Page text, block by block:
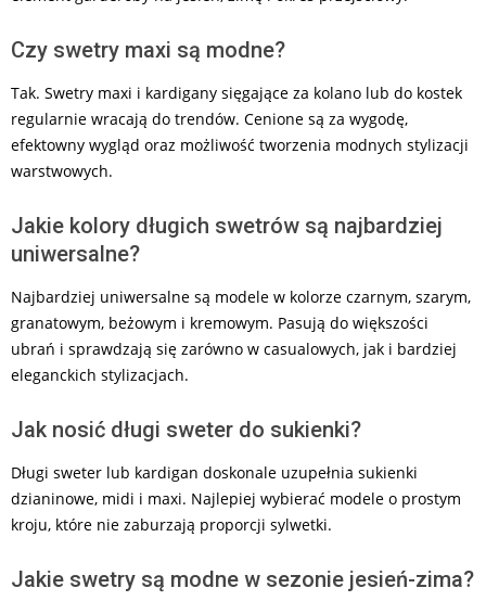
Czy swetry maxi są modne?
Tak. Swetry maxi i kardigany sięgające za kolano lub do kostek
regularnie wracają do trendów. Cenione są za wygodę,
efektowny wygląd oraz możliwość tworzenia modnych stylizacji
warstwowych.
Jakie kolory długich swetrów są najbardziej
uniwersalne?
Najbardziej uniwersalne są modele w kolorze czarnym, szarym,
granatowym, beżowym i kremowym. Pasują do większości
ubrań i sprawdzają się zarówno w casualowych, jak i bardziej
eleganckich stylizacjach.
Jak nosić długi sweter do sukienki?
Długi sweter lub kardigan doskonale uzupełnia sukienki
dzianinowe, midi i maxi. Najlepiej wybierać modele o prostym
kroju, które nie zaburzają proporcji sylwetki.
Jakie swetry są modne w sezonie jesień-zima?